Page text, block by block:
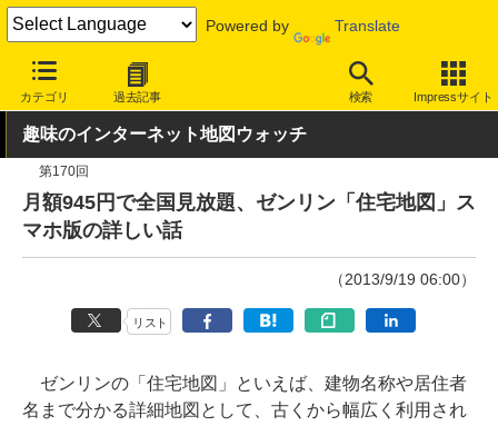
Powered by Translate
カテゴリ 過去記事 検索 Impressサイト
INTERNET Watch トピック
趣味のインターネット地図ウォッチ
第170回
月額945円で全国見放題、ゼンリン「住宅地図」ス
マホ版の詳しい話
（2013/9/19 06:00）
リスト
ゼンリンの「住宅地図」といえば、建物名称や居住者
名まで分かる詳細地図として、古くから幅広く利用され